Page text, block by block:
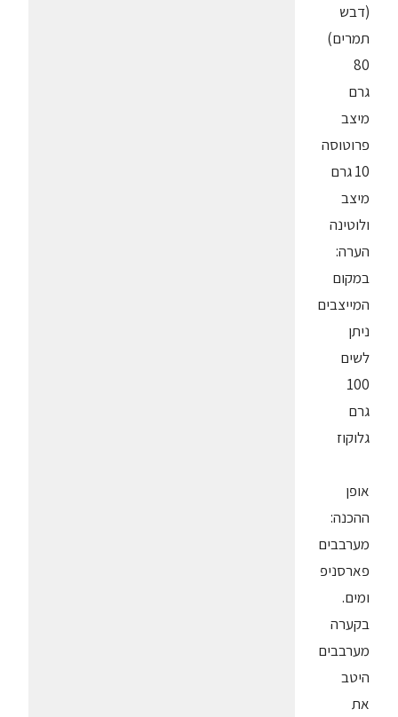
(דבש
תמרים)
80
גרם
מיצב
פרוטוסה
10 גרם
מיצב
ולוטינה
הערה:
במקום
המייצבים
ניתן
לשים
100
גרם
גלוקוז
אופן
ההכנה:
מערבבים
פארסניפ
ומים.
בקערה
מערבבים
היטב
את